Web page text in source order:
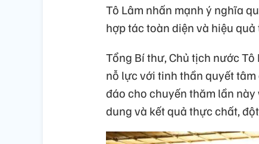
Tô Lâm nhấn mạnh ý nghĩa
hợp tác toàn diện và hiệu
Tổng Bí thư, Chủ tịch nước
nỗ lực với tinh thần quyết
đáo cho chuyến thăm lần
dung và kết quả thực chất,